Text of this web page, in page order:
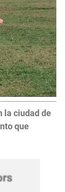
la ciudad de
que